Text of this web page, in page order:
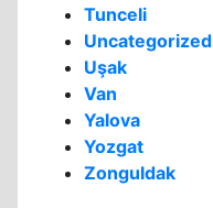
Tunceli
Uncategorized
Uşak
Van
Yalova
Yozgat
Zonguldak